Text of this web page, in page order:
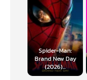
Spider-Man:
Brand New Day
(2026)...